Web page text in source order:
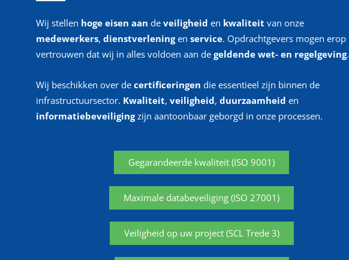
Wij stellen hoge eisen aan de veiligheid en kwaliteit van onze
medewerkers, dienstverleningen service. Opdrachtgevers mogen erop
vertrouwen dat wij in alles voldoen aan de geldende wet- en regelgeving.
Wij beschikken over de certificeringen die essentieel zijn binnen de
infrastructuursector. Kwaliteit, veiligheid, duurzaamheid en
informatiebeveiligingzijn aantoonbaar geborgd in onze processen.
Gegarandeerde kwaliteit (ISO 9001)
Maximale databeveiliging (ISO 27001)
Veiligheid op uw project (SCL Trede 3)